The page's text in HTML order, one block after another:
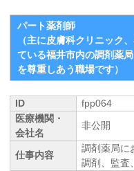
パート薬剤師
（主に皮膚科クリニック
ている福井市内の調剤薬
を尊重しあう職場です）
ID
fpp064
医療機関・
会社名
非公開
仕事内容
調剤薬局に
調剤、監査